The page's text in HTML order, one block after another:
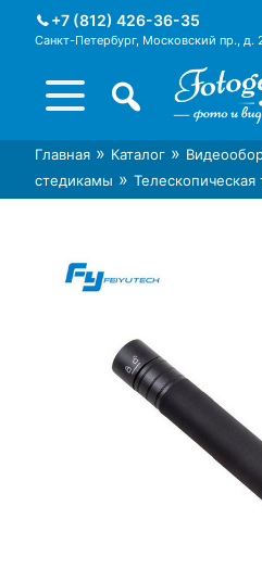
+7 (812) 426-36-35
Санкт-Петербург, Московский пр., д.
Foto-
Магазин
gamma.ru
Главная » Каталог »
стедикамы » Телескопическая